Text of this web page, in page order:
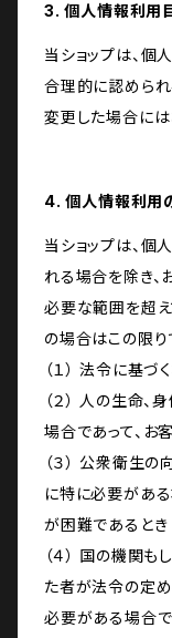
3. 個人情報利用
当ショップは、個
合理的に認められ
変更した場合には
4. 個人情報利用
当ショップは、個
れる場合を除き、
必要な範囲を超え
の場合はこの限り
（１） 法令に基づ
（２） 人の生命
場合であって、お
（３） 公衆衛生
に特に必要があ
が困難であるとき
（４） 国の機関
た者が法令の定
必要がある場合で